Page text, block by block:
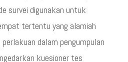
survei digunakan untuk
tertentu yang alamiah
dalam pengumpulan
kuesioner tes